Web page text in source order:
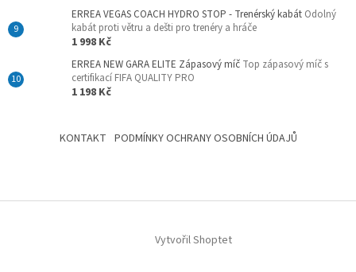
ERREA VEGAS COACH HYDRO STOP - Trenérský kabát Odolný
kabát proti větru a dešti pro trenéry a hráče
1 998 Kč
ERREA NEW GARA ELITE Zápasový míč Top zápasový míč s
certifikací FIFA QUALITY PRO
1 198 Kč
KONTAKT PODMÍNKY OCHRANY OSOBNÍCH ÚDAJŮ
Vytvořil Shoptet